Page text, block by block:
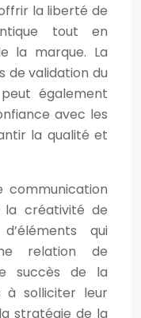
la liberté de
tout en
la marque. La
de validation du
également
avec les
la qualité et
créativité de
qui
relation de
succès de la
à solliciter leur
stratégie de la